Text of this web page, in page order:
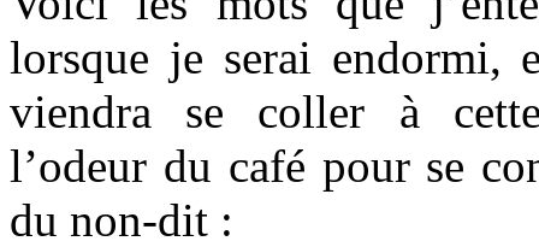
lorsque je serai endormi,
viendra se coller à
l’odeur du café pour se
du non-dit :